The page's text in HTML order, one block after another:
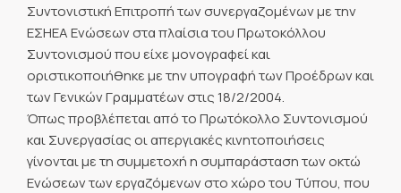
Συντονιστική Επιτροπή των συνεργαζομένων με την
ΕΣΗΕΑ Ενώσεων στα πλαίσια του Πρωτοκόλλου
Συντονισμού που είχε μονογραφεί και
οριστικοποιήθηκε με την υπογραφή των Προέδρων και
των Γενικών Γραμματέων στις 18/2/2004.
Όπως προβλέπεται από το Πρωτόκολλο Συντονισμού
και Συνεργασίας οι απεργιακές κινητοποιήσεις
γίνονται με τη συμμετοχή η συμπαράσταση των οκτώ
Ενώσεων των εργαζόμενων στο χώρο του Τύπου, που